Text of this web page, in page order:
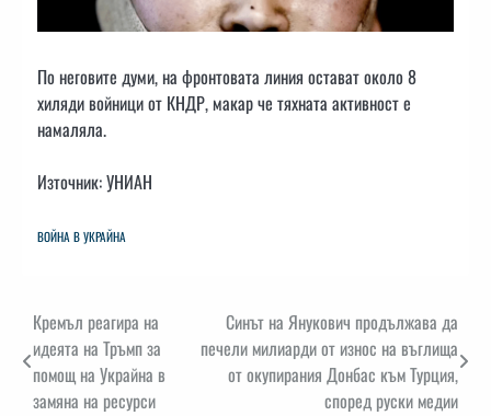
По неговите думи, на фронтовата линия остават около 8
хиляди войници от КНДР, макар че тяхната активност е
намаляла.
Източник: УНИАН
ВОЙНА В УКРАЙНА
Навигация
Кремъл реагира на
идеята на Тръмп за
помощ на Украйна в
замяна на ресурси
Синът на Янукович продължава да
печели милиарди от износ на въглища
от окупирания Донбас към Турция,
според руски медии